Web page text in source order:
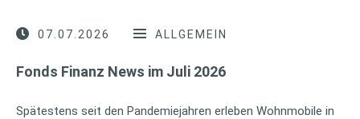
07.07.2026 ALLGEMEIN
Fonds Finanz News im Juli 2026
Spätestens seit den Pandemiejahren erleben Wohnmobile in